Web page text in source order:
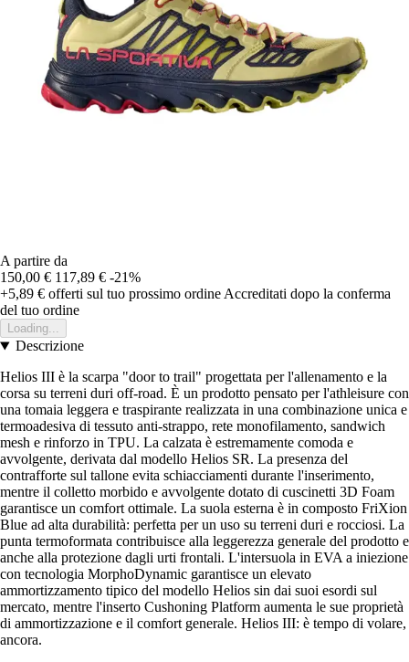
A partire da
150,00 € 117,89 € -21%
+5,89 € offerti sul tuo prossimo ordine Accreditati dopo la conferma
del tuo ordine
Loading...
Descrizione
Helios III è la scarpa "door to trail" progettata per l'allenamento e la
corsa su terreni duri off-road. È un prodotto pensato per l'athleisure con
una tomaia leggera e traspirante realizzata in una combinazione unica e
termoadesiva di tessuto anti-strappo, rete monofilamento, sandwich
mesh e rinforzo in TPU. La calzata è estremamente comoda e
avvolgente, derivata dal modello Helios SR. La presenza del
contrafforte sul tallone evita schiacciamenti durante l'inserimento,
mentre il colletto morbido e avvolgente dotato di cuscinetti 3D Foam
garantisce un comfort ottimale. La suola esterna è in composto FriXion
Blue ad alta durabilità: perfetta per un uso su terreni duri e rocciosi. La
punta termoformata contribuisce alla leggerezza generale del prodotto e
anche alla protezione dagli urti frontali. L'intersuola in EVA a iniezione
con tecnologia MorphoDynamic garantisce un elevato
ammortizzamento tipico del modello Helios sin dai suoi esordi sul
mercato, mentre l'inserto Cushoning Platform aumenta le sue proprietà
di ammortizzazione e il comfort generale. Helios III: è tempo di volare,
ancora.